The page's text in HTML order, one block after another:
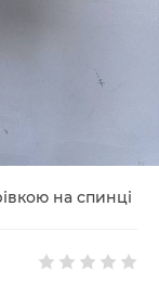
на спинці